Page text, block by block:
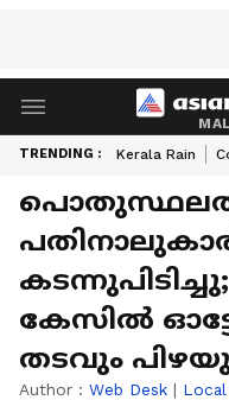
TRENDING : Kerala Rain
കേസിൽ
തടവും
Author : Web Desk |